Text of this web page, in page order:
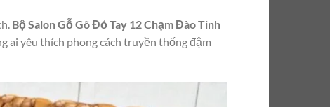
Bộ Salon Gỗ Gõ Đỏ Tay 12 Chạm Đào Tinh
ai yêu thích phong cách truyền thống đậm